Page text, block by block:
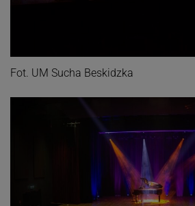
Fot. UM Sucha Beskidzka